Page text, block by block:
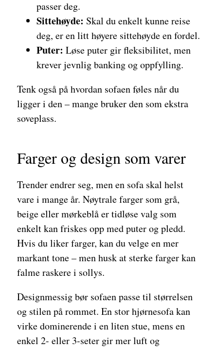
passer deg.
Sittehøyde: Skal du enkelt kunne reise
deg, er en litt høyere sittehøyde en fordel.
Puter: Løse puter gir fleksibilitet, men
krever jevnlig banking og oppfylling.
Tenk også på hvordan sofaen føles når du
ligger i den – mange bruker den som ekstra
soveplass.
Farger og design som varer
Trender endrer seg, men en sofa skal helst
vare i mange år. Nøytrale farger som grå,
beige eller mørkeblå er tidløse valg som
enkelt kan friskes opp med puter og pledd.
Hvis du liker farger, kan du velge en mer
markant tone – men husk at sterke farger kan
falme raskere i sollys.
Designmessig bør sofaen passe til størrelsen
og stilen på rommet. En stor hjørnesofa kan
virke dominerende i en liten stue, mens en
enkel 2- eller 3-seter gir mer luft og